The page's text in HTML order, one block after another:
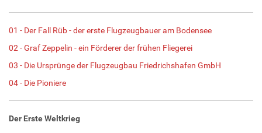
01 - Der Fall Rüb - der erste Flugzeugbauer am Bodensee
02 - Graf Zeppelin - ein Förderer der frühen Fliegerei
03 - Die Ursprünge der Flugzeugbau Friedrichshafen GmbH
04 - Die Pioniere
Der Erste Weltkrieg